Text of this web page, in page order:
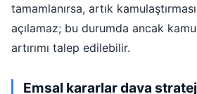
tamamlanırsa, artık
açılamaz; bu durumda ancak
artırımı talep edilebilir.
Emsal kararlar dava